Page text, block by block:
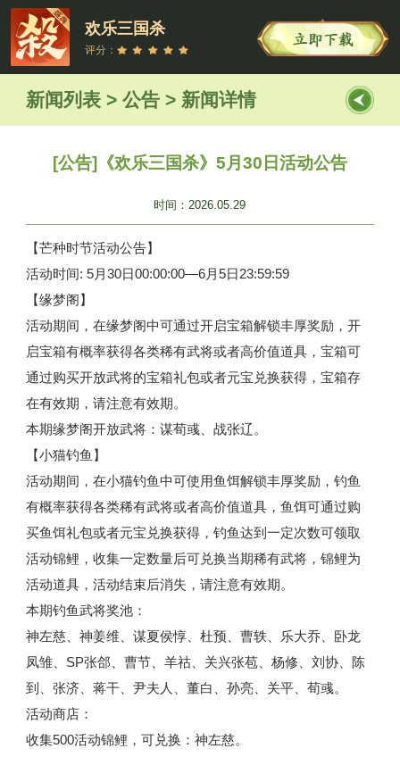
欢乐三国杀
评分：
新闻列表 > 公告 > 新闻详情
[公告]《欢乐三国杀》5月30日活动公告
时间：2026.05.29
【芒种时节活动公告】
活动时间: 5月30日00:00:00—6月5日23:59:59
【缘梦阁】
活动期间，在缘梦阁中可通过开启宝箱解锁丰厚奖励，开
启宝箱有概率获得各类稀有武将或者高价值道具，宝箱可
通过购买开放武将的宝箱礼包或者元宝兑换获得，宝箱存
在有效期，请注意有效期。
本期缘梦阁开放武将：谋荀彧、战张辽。
【小猫钓鱼】
活动期间，在小猫钓鱼中可使用鱼饵解锁丰厚奖励，钓鱼
有概率获得各类稀有武将或者高价值道具，鱼饵可通过购
买鱼饵礼包或者元宝兑换获得，钓鱼达到一定次数可领取
活动锦鲤，收集一定数量后可兑换当期稀有武将，锦鲤为
活动道具，活动结束后消失，请注意有效期。
本期钓鱼武将奖池：
神左慈、神姜维、谋夏侯惇、杜预、曹轶、乐大乔、卧龙
凤雏、SP张郃、曹节、羊祜、关兴张苞、杨修、刘协、陈
到、张济、蒋干、尹夫人、董白、孙亮、关平、荀彧。
活动商店：
收集500活动锦鲤，可兑换：神左慈。